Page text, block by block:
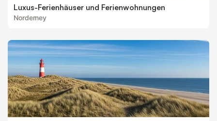
Luxus-Ferienhäuser und Ferienwohnungen
Norderney